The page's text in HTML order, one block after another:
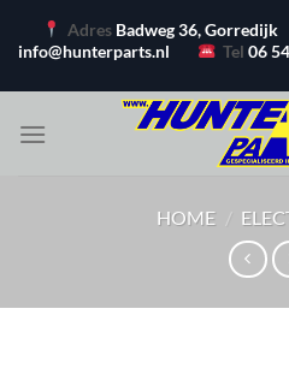
naar
Adres Badweg 36, Gorredijk
info@hunterparts.nl
Tel06
HOME /